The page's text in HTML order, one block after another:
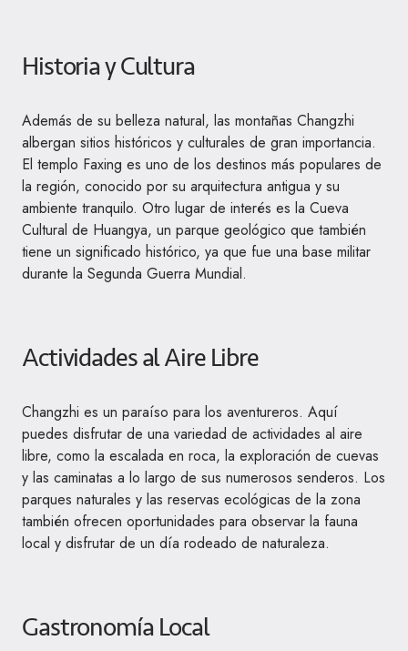
Historia y Cultura
Además de su belleza natural, las montañas Changzhi
albergan sitios históricos y culturales de gran importancia.
El templo Faxing es uno de los destinos más populares de
la región, conocido por su arquitectura antigua y su
ambiente tranquilo. Otro lugar de interés es la Cueva
Cultural de Huangya, un parque geológico que también
tiene un significado histórico, ya que fue una base militar
durante la Segunda Guerra Mundial.
Actividades al Aire Libre
Changzhi es un paraíso para los aventureros. Aquí
puedes disfrutar de una variedad de actividades al aire
libre, como la escalada en roca, la exploración de cuevas
y las caminatas a lo largo de sus numerosos senderos. Los
parques naturales y las reservas ecológicas de la zona
también ofrecen oportunidades para observar la fauna
local y disfrutar de un día rodeado de naturaleza.
Gastronomía Local